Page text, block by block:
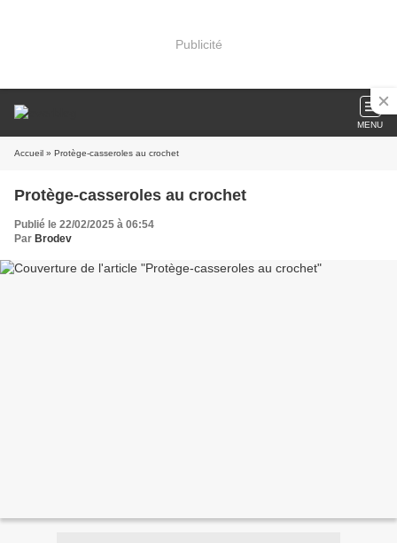
Publicité
MENU
Accueil » Protège-casseroles au crochet
Protège-casseroles au crochet
Publié le 22/02/2025 à 06:54
Par Brodev